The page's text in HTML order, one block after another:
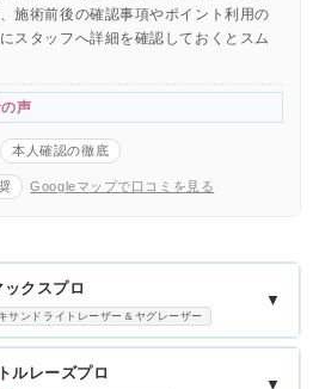
施術前後の確認事項やポイント利用の
スタッフへ詳細を確認しておくとスム
声
本人確認の徹底
Googleマップで口コミを見る
クスプロ
サンドライトレーザー＆ヤグレーザー
▼
ルレーズプロ
▼